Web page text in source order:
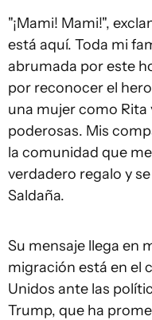
"¡Mami! Mami!",
está aquí. Toda mi
abrumada por este
por reconocer el
una mujer como Rita
poderosas. Mis
la comunidad que
verdadero regalo y
Saldaña.
Su mensaje llega en
migración está en el
Unidos ante las
Trump, que ha